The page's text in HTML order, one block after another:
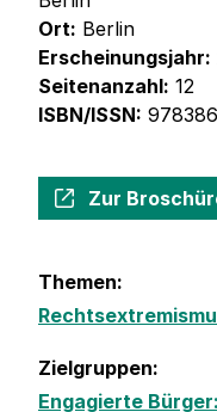
Ort: Berlin
Erscheinungsjahr:
Seitenanzahl: 12
ISBN/ISSN:
Zur
Themen:
Zielgruppen:
Engagierte